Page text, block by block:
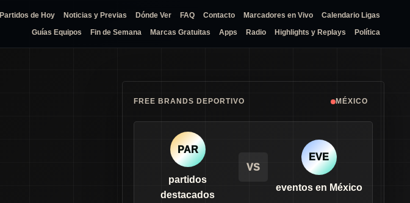
Partidos de Hoy Noticias y Previas Dónde Ver FAQ Contacto Marcadores en Vivo Calendario Ligas
Guías Equipos Fin de Semana Marcas Gratuitas Apps Radio Highlights y Replays Política
FREE BRANDS DEPORTIVO MÉXICO
PAR
partidos
destacados
VS
EVE
eventos en México